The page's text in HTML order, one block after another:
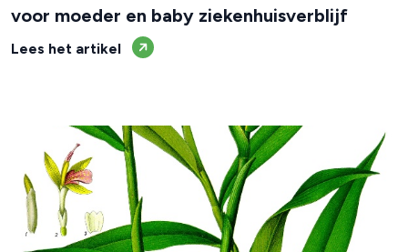
voor moeder en baby ziekenhuisverblijf
Lees het artikel